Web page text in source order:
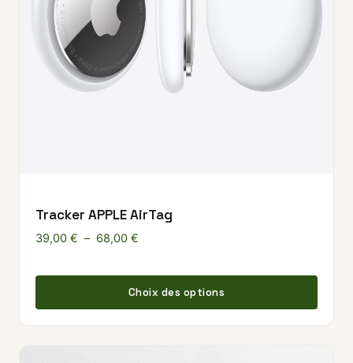
Tracker APPLE AirTag
39,00 € – 68,00 €
Choix des options
Ce